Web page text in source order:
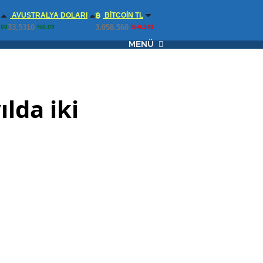
AVUSTRALYA DOLARI
33,5310 %0.09
BITCOIN TL
3.058.560 %-0.343
MENÜ
iki